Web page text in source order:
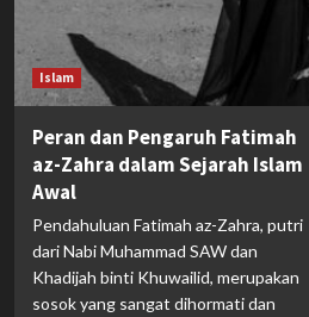
Islam
Peran dan Pengaruh Fatimah
az-Zahra dalam Sejarah Islam
Awal
Pendahuluan Fatimah az-Zahra, putri
dari Nabi Muhammad SAW dan
Khadijah binti Khuwailid, merupakan
sosok yang sangat dihormati dan